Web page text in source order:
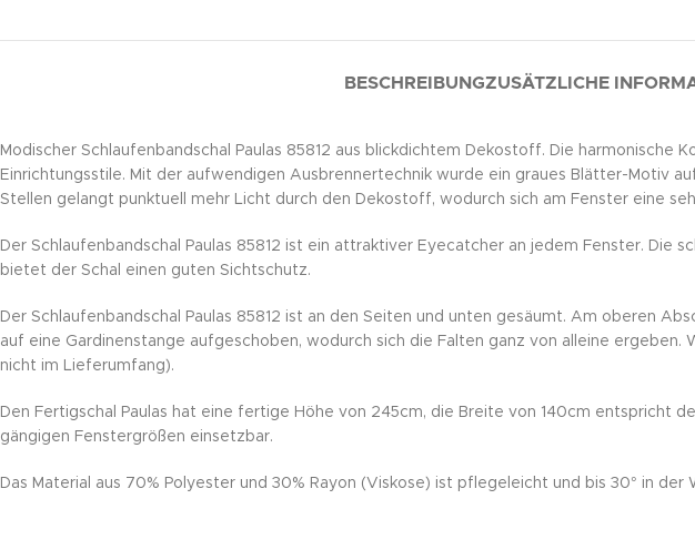
BESCHREIBUNGZUSÄTZLICHE
Modischer Schlaufenbandschal Paulas 85812 aus blickdichtem Dekostoff. Die
Einrichtungsstile. Mit der aufwendigen Ausbrennertechnik wurde ein graues Blätter-Motiv
Stellen gelangt punktuell mehr Licht durch den Dekostoff, wodurch sich am Fenster eine
Der Schlaufenbandschal Paulas 85812 ist ein attraktiver Eyecatcher an jedem Fenster.
bietet der Schal einen guten Sichtschutz.
Der Schlaufenbandschal Paulas 85812 ist an den Seiten und unten gesäumt. Am oberen
auf eine Gardinenstange aufgeschoben, wodurch sich die Falten ganz von alleine
nicht im Lieferumfang).
Den Fertigschal Paulas hat eine fertige Höhe von 245cm, die Breite von 140cm entspricht
gängigen Fenstergrößen einsetzbar.
Das Material aus 70% Polyester und 30% Rayon (Viskose) ist pflegeleicht und bis 30° in